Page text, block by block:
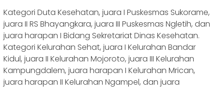
Kategori Duta Kesehatan, juara I Puskesmas Sukorame,
juara II RS Bhayangkara, juara III Puskesmas Ngletih, dan
juara harapan I Bidang Sekretariat Dinas Kesehatan.
Kategori Kelurahan Sehat, juara I Kelurahan Bandar
Kidul, juara II Kelurahan Mojoroto, juara III Kelurahan
Kampungdalem, juara harapan I Kelurahan Mrican,
juara harapan II Kelurahan Ngampel, dan juara